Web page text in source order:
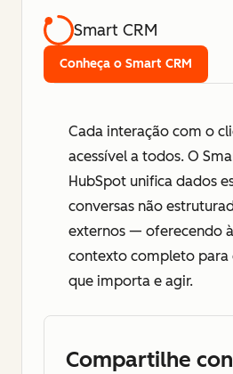
Smart CRM
Cada interação com o
acessível a todos. O
HubSpot unifica dados
conversas não
externos — oferecendo
contexto completo para
que importa e agir.
Compartilhe
Conheça o Smart CRM